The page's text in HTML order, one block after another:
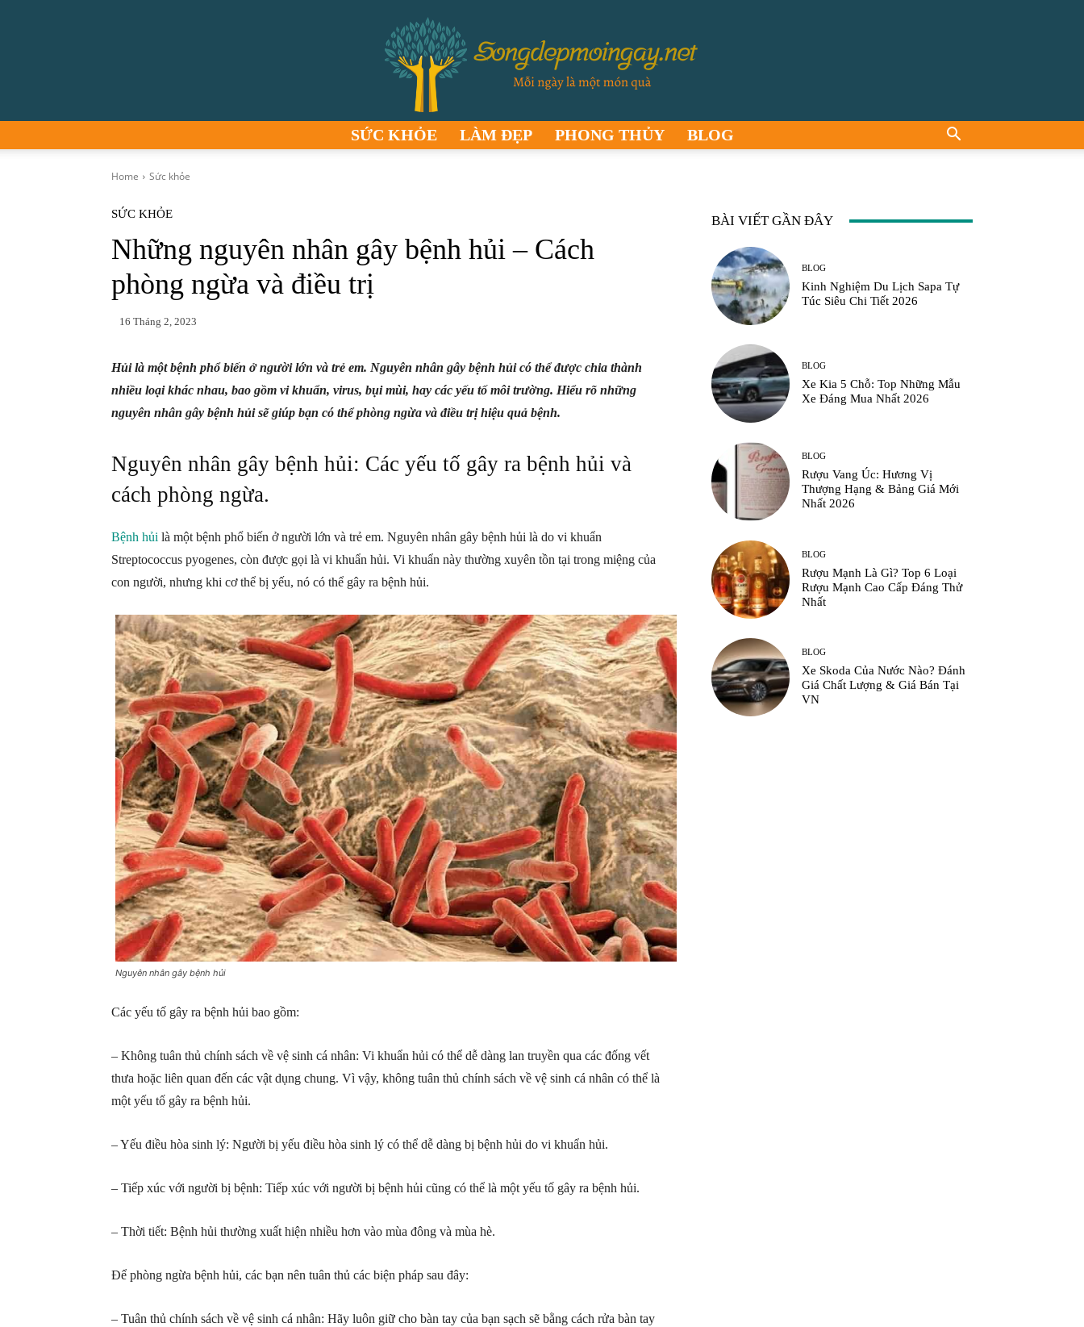
một
món
quà
SỨC KHỎE LÀM ĐẸP PHONG THỦY BLOG
Home Sức khỏe
SỨC KHỎE
Những nguyên nhân gây bệnh hủi – Cách
phòng ngừa và điều trị
16 Tháng 2, 2023
Hủi là một bệnh phổ biến ở người lớn và trẻ em. Nguyên nhân gây bệnh hủi có thể được chia thành
nhiều loại khác nhau, bao gồm vi khuẩn, virus, bụi mùi, hay các yếu tố môi trường. Hiểu rõ những
nguyên nhân gây bệnh hủi sẽ giúp bạn có thể phòng ngừa và điều trị hiệu quả bệnh.
Nguyên nhân gây bệnh hủi: Các yếu tố gây ra bệnh hủi và
cách phòng ngừa.
Bệnh hủi là một bệnh phổ biến ở người lớn và trẻ em. Nguyên nhân gây bệnh hủi là do vi khuẩn
Streptococcus pyogenes, còn được gọi là vi khuẩn hủi. Vi khuẩn này thường xuyên tồn tại trong miệng của
con người, nhưng khi cơ thể bị yếu, nó có thể gây ra bệnh hủi.
Nguyên nhân gây bệnh hủi
Các yếu tố gây ra bệnh hủi bao gồm:
– Không tuân thủ chính sách về vệ sinh cá nhân: Vi khuẩn hủi có thể dễ dàng lan truyền qua các đống vết
thưa hoặc liên quan đến các vật dụng chung. Vì vậy, không tuân thủ chính sách về vệ sinh cá nhân có thể là
một yếu tố gây ra bệnh hủi.
– Yếu điều hòa sinh lý: Người bị yếu điều hòa sinh lý có thể dễ dàng bị bệnh hủi do vi khuẩn hủi.
– Tiếp xúc với người bị bệnh: Tiếp xúc với người bị bệnh hủi cũng có thể là một yếu tố gây ra bệnh hủi.
– Thời tiết: Bệnh hủi thường xuất hiện nhiều hơn vào mùa đông và mùa hè.
Để phòng ngừa bệnh hủi, các bạn nên tuân thủ các biện pháp sau đây:
– Tuân thủ chính sách về vệ sinh cá nhân: Hãy luôn giữ cho bàn tay của bạn sạch sẽ bằng cách rửa bàn tay
BÀI VIẾT GẦN ĐÂY
BLOG
Kinh Nghiệm Du Lịch Sapa Tự
Túc Siêu Chi Tiết 2026
BLOG
Xe Kia 5 Chỗ: Top Những Mẫu
Xe Đáng Mua Nhất 2026
BLOG
Rượu Vang Úc: Hương Vị
Thượng Hạng & Bảng Giá Mới
Nhất 2026
BLOG
Rượu Mạnh Là Gì? Top 6 Loại
Rượu Mạnh Cao Cấp Đáng Thử
Nhất
BLOG
Xe Skoda Của Nước Nào? Đánh
Giá Chất Lượng & Giá Bán Tại
VN